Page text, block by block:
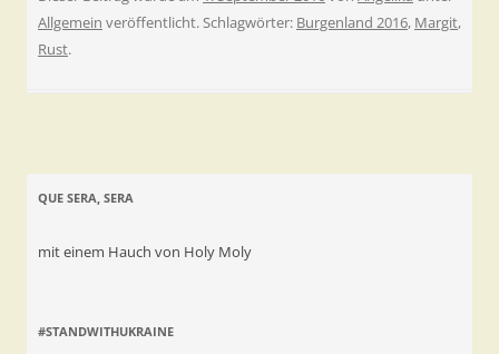
Allgemein veröffentlicht. Schlagwörter: Burgenland 2016, Margit,
Rust.
QUE SERA, SERA
mit einem Hauch von Holy Moly
#STANDWITHUKRAINE